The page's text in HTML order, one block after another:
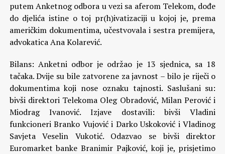
putem Anketnog odbora u vezi sa aferom Telekom, dođe
do djelića istine o toj pr(h)ivatizaciji u kojoj je, prema
američkim dokumentima, učestvovala i sestra premijera,
advokatica Ana Kolarević.
Bilans: Anketni odbor je održao je 13 sjednica, sa 18
tačaka. Dvije su bile zatvorene za javnost – bilo je riječi o
dokumentima koji nose oznaku tajnosti. Saslušani su:
bivši direktori Telekoma Oleg Obradović, Milan Perović i
Miodrag Ivanović. Izjave dostavili: bivši Vladini
funkcioneri Branko Vujović i Darko Uskoković i Vladinog
Savjeta Veselin Vukotić. Odazvao se bivši direktor
Euromarket banke Branimir Pajković, koji je, prisjetimo